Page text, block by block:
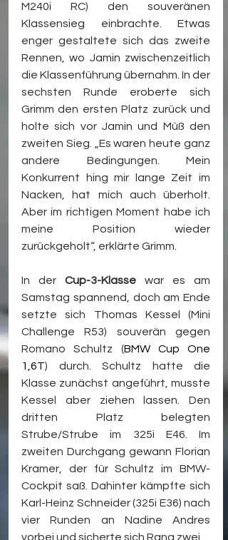
M240i RC) den souveränen
Klassensieg einbrachte. Etwas
enger gestaltete sich das zweite
Rennen, wo Jamin zwischenzeitlich
die Klassenführung übernahm. In der
sechsten Runde eroberte sich
Grimm den ersten Platz zurück und
holte sich vor Jamin und Müß den
zweiten Sieg. „Es waren heute ganz
andere Bedingungen. Mein
Konkurrent hing mir lange Zeit im
Nacken, hat mich auch überholt.
Aber im richtigen Moment habe ich
meine Position wieder
zurückgeholt“, erklärte Grimm.
In der Cup-3-Klasse war es am
Samstag spannend, doch am Ende
setzte sich Thomas Kessel (Mini
Challenge R53) souverän gegen
Romano Schultz (BMW Cup One
1,6T) durch. Schultz hatte die
Klasse zunächst angeführt, musste
Kessel aber ziehen lassen. Den
dritten Platz belegten
Strube/Strube im 325i E46. Im
zweiten Durchgang gewann Florian
Kramer, der für Schultz im BMW-
Cockpit saß. Dahinter kämpfte sich
Karl-Heinz Schneider (325i E36) nach
vier Runden an Nadine Andres
vorbei und sicherte sich Rang zwei.